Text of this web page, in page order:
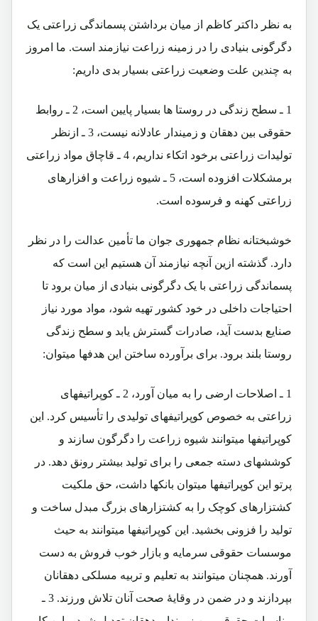
به نظر داکتر کاظم از میان برداشتن پسماندگی زراعتی یک
دگرگونی بنیادی را در زمینه زراعت نیازمند است. ما امروز
به چندین علت وضعیت زراعتی بسیار بدی داریم:
1 ـ سطح زندگی در روستا ها بسیار پایین است، 2 ـ روابط
حقوقی بین دهقان و زمیندار عادلانه نیست، 3 ـ ازنظر
تولیدات زراعتی برخود اتکاء نداریم، 4 ـ قاچاق مواد زراعتی
برمشکلات افزوده است، 5 ـ شیوه زراعت و افزارهای
زراعتی کهنه و فرسوده است.
خوشبختانه نظام جمهوری جوان ما تأمین عدالت را در نظر
دارد. گذشته ازین آنچه نیازمند آن هستیم این است که
پسماندگی زراعتی با یک دگرگونی بنیادی از میان برود تا
احتیاجات داخلی در خود کشور تهیه شود، مواد مورد نیاز
صنایع بدست آید، صادرات گسترش یابد و سطح زندگی
روستا بلند برود. برای برآورده ساختن این هدفها میتوان:
1 ـ اصلاحات ارضی را به میان آورد، 2 ـ کوپراتیفهای
زراعتی به خصوص کوپراتیفهای تولیدی را تأسیس کرد. این
کوپراتیفها میتوانند شیوه زراعت را دگرگون سازند و
کوششهای دسته جمعی را برای تولید بیشتر رونق دهد. در
پرتو این کوپراتیفها میتوان بانکها داشت، حق ملکیت
کشتزارهای کوچک را به کشتزارهای بزرگ مبدل ساخت و
تولید را فزونی بخشید. این کوپراتیفها میتوانند به حیث
موسسات حقوقی سرمایه و بازار خوب فروش به دست
آورند. همچنان میتوانند به تعلیم و تربیه مسلکی دهقانان
بپردازند و در ضمن در وقایۀ صحت آنان تلاش ورزند. 3 ـ